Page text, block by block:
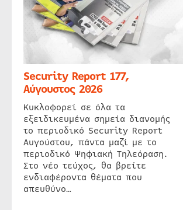
Security Report 177,
Αύγουστος 2026
Κυκλοφορεί σε όλα τα
εξειδικευμένα σημεία διανομής
το περιοδικό Security Report
Αυγούστου, πάντα μαζί με το
περιοδικό Ψηφιακή Τηλεόραση.
Στο νέο τεύχος, θα βρείτε
ενδιαφέροντα θέματα που
απευθύνο…